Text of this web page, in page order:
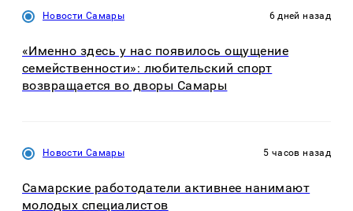
Новости Самары 6 дней назад
«Именно здесь у нас появилось ощущение
семейственности»: любительский спорт
возвращается во дворы Самары
Новости Самары 5 часов назад
Самарские работодатели активнее нанимают
молодых специалистов